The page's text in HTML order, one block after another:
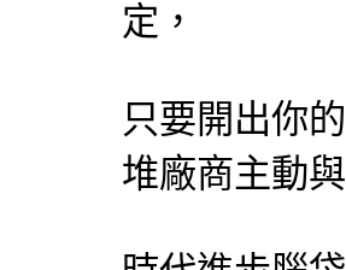
定，
只要開出你
堆廠商主動